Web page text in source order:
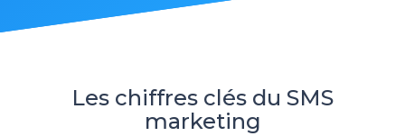
Les chiffres clés du SMS
marketing